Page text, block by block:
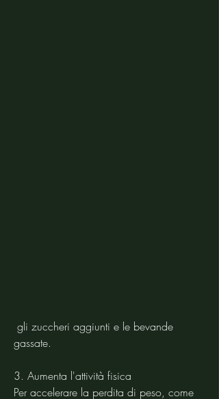
gassate.
3. Aumenta l'attività fisica
Per accelerare la perdita di peso, come